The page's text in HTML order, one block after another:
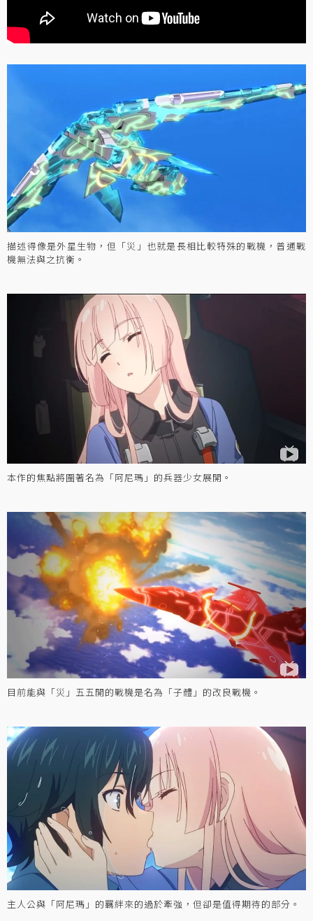
描述得像是外星生物，但「災」也就是長相比較特殊的戰機，普通戰
機無法與之抗衡。
本作的焦點將圍著名為「阿尼瑪」的兵器少女展開。
目前能與「災」五五開的戰機是名為「子體」的改良戰機。
主人公與「阿尼瑪」的羈絆來的過於牽強，但卻是值得期待的部分。